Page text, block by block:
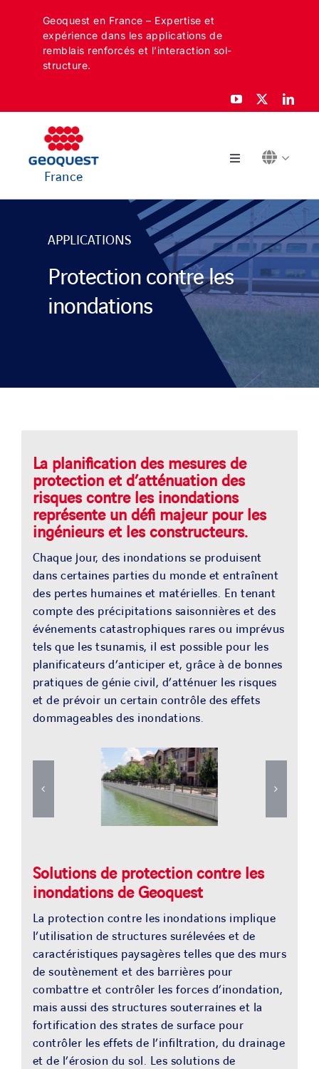
Geoquest en France – Expertise et
expérience dans les applications de
remblais renforcés et l’interaction sol-
structure.
France
Toggle
SECTEURS
APPLICATIONS
ACTU & MEDIA
CONTACT
NOS PAYS
Search
APPLICATIONS
Protection contre les
inondations
La planification des mesures de
protection et d’atténuation des
risques contre les inondations
représente un défi majeur pour les
ingénieurs et les constructeurs.
Chaque jour, des inondations se produisent
dans certaines parties du monde et entraînent
des pertes humaines et matérielles. En tenant
compte des précipitations saisonnières et des
événements catastrophiques rares ou imprévus
tels que les tsunamis, il est possible pour les
planificateurs d’anticiper et, grâce à de bonnes
pratiques de génie civil, d’atténuer les risques
et de prévoir un certain contrôle des effets
dommageables des inondations.
Solutions de protection contre les
inondations de Geoquest
La protection contre les inondations implique
l’utilisation de structures surélevées et de
caractéristiques paysagères telles que des murs
de soutènement et des barrières pour
combattre et contrôler les forces d’inondation,
mais aussi des structures souterraines et la
fortification des strates de surface pour
contrôler les effets de l’infiltration, du drainage
et de l’érosion du sol. Les solutions de